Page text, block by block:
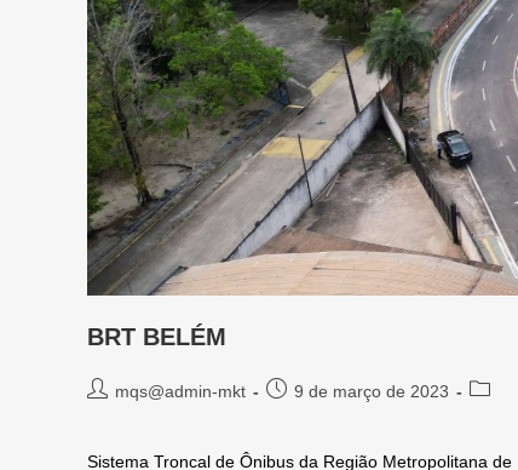
BRT BELÉM
mqs@admin-mkt 9 de março de 2023
Sistema Troncal de Ônibus da Região Metropolitana